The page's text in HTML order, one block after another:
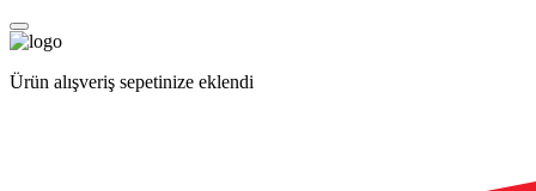
Ürün alışveriş sepetinize eklendi